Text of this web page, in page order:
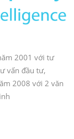
2001 với tư
vấn đầu tư,
2008 với 2 văn